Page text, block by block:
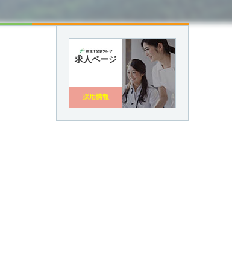
求人ページ
採用情報